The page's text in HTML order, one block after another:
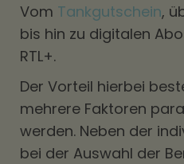
Vom Tankgutschein,
bis hin zu digitalen
RTL+.
Der Vorteil hierbei
mehrere Faktoren
werden. Neben der
bei der Auswahl der